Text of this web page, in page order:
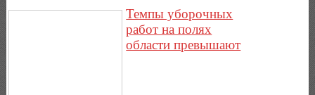
Темпы уборочных
работ на полях
области превышают